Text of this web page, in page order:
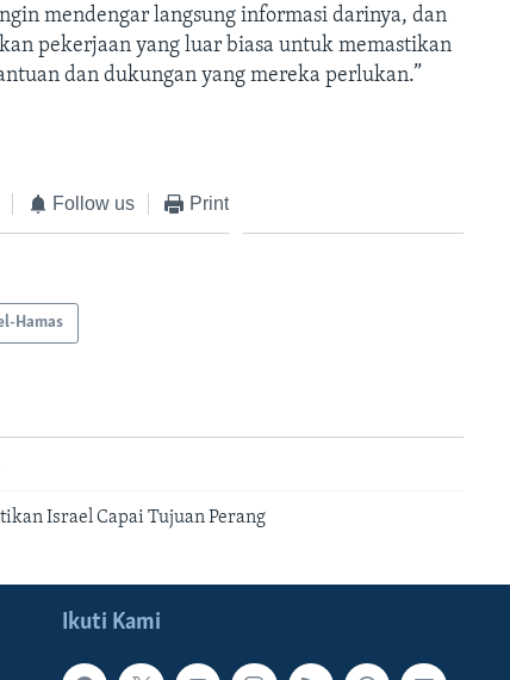
mendengar langsung informasi darinya, dan
pekerjaan yang luar biasa untuk memastikan
dan dukungan yang mereka perlukan.”
Follow us Print
Hamas
Israel Capai Tujuan Perang
Ikuti Kami